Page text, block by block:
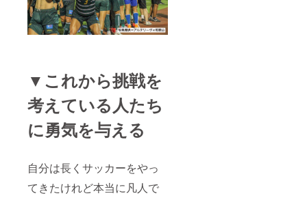
▼これから挑戦を
考えている人たち
に勇気を与える
自分は長くサッカーをやっ
てきたけれど本当に凡人で